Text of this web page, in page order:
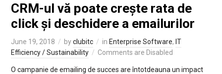
CRM-ul vă poate crește rata de
click și deschidere a emailurilor
June 19, 2018 byclubitc in Enterprise Software, IT
Efficiency / Sustainability
Comments are Disabled
O campanie de emailing de succes are întotdeauna un impact